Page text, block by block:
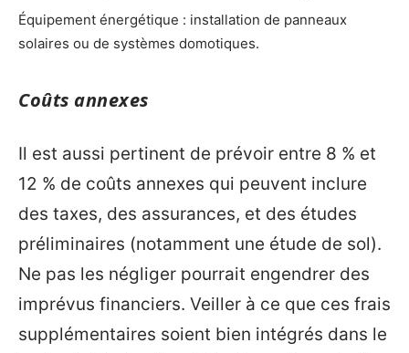
Équipement énergétique : installation de panneaux
solaires ou de systèmes domotiques.
Coûts annexes
Il est aussi pertinent de prévoir entre 8 % et
12 % de coûts annexes qui peuvent inclure
des taxes, des assurances, et des études
préliminaires (notamment une étude de sol).
Ne pas les négliger pourrait engendrer des
imprévus financiers. Veiller à ce que ces frais
supplémentaires soient bien intégrés dans le